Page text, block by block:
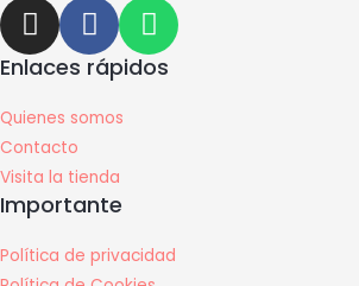
Enlaces rápidos
Quienes somos
Contacto
Visita la tienda
Importante
Política de privacidad